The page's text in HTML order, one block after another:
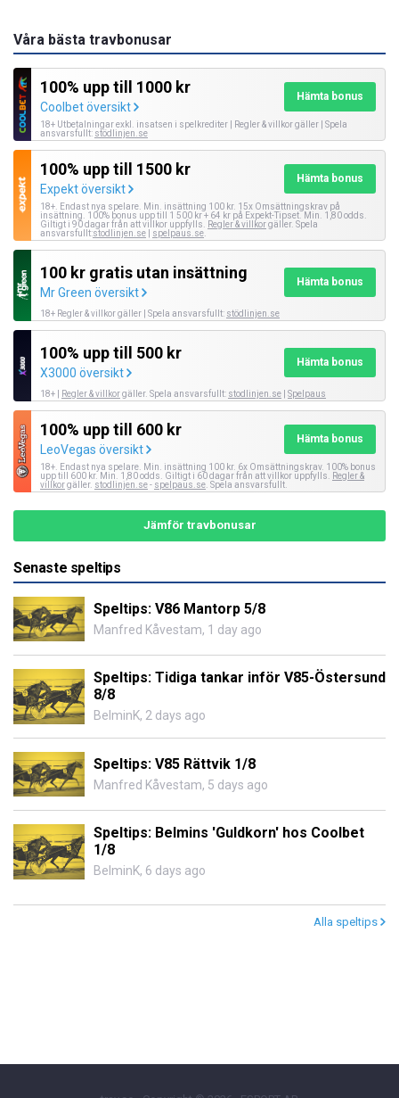
Våra bästa travbonusar
100% upp till 1000 kr
Coolbet översikt
Hämta bonus
18+ Utbetalningar exkl. insatsen i spelkrediter | Regler & villkor gäller | Spela
ansvarsfullt: stödlinjen.se
100% upp till 1500 kr
Expekt översikt
Hämta bonus
18+. Endast nya spelare. Min. insättning 100 kr. 15x Omsättningskrav på
insättning. 100% bonus upp till 1 500 kr + 64 kr på Expekt-Tipset. Min. 1,80 odds.
Giltigt i 90 dagar från att villkor uppfylls.
Regler & villkorgäller. Spela
ansvarsfullt:stodlinjen.se spelpaus.se
100 kr gratis utan insättning
Mr Green översikt
Hämta bonus
18+ Regler & villkor gäller | Spela ansvarsfullt: stödlinjen.se
100% upp till 500 kr
X3000 översikt
Hämta bonus
18+ | Regler & villkorgäller. Spela ansvarsfullt: stodlinjen.se Spelpaus
100% upp till 600 kr
LeoVegas översikt
Hämta bonus
18+. Endast nya spelare. Min. insättning 100 kr. 6x Omsättningskrav. 100% bonus
upp till 600 kr. Min. 1,80 odds. Giltigt i 60 dagar från att villkor uppfylls.
Regler &
villkorgäller. stodlinjen.se- spelpaus.se . Spela ansvarsfullt.
Jämför travbonusar
Senaste speltips
Speltips: V86 Mantorp 5/8
Manfred Kåvestam, 1 day ago
Speltips: Tidiga tankar inför V85-Östersund
8/8
BelminK, 2 days ago
Speltips: V85 Rättvik 1/8
Manfred Kåvestam, 5 days ago
Speltips: Belmins 'Guldkorn' hos Coolbet
1/8
BelminK, 6 days ago
Alla speltips